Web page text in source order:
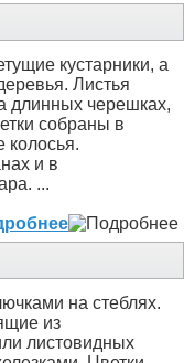
кустарники, а
Листья
длинных черешках,
собраны в
колосья.
и в
...
на стеблях.
из
листовидных